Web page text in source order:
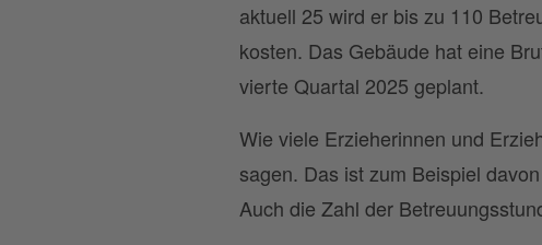
aktuell 25 wird er bis zu 110
kosten. Das Gebäude hat eine
vierte Quartal 2025 geplant.
Wie viele Erzieherinnen und
sagen. Das ist zum Beispiel
Auch die Zahl der